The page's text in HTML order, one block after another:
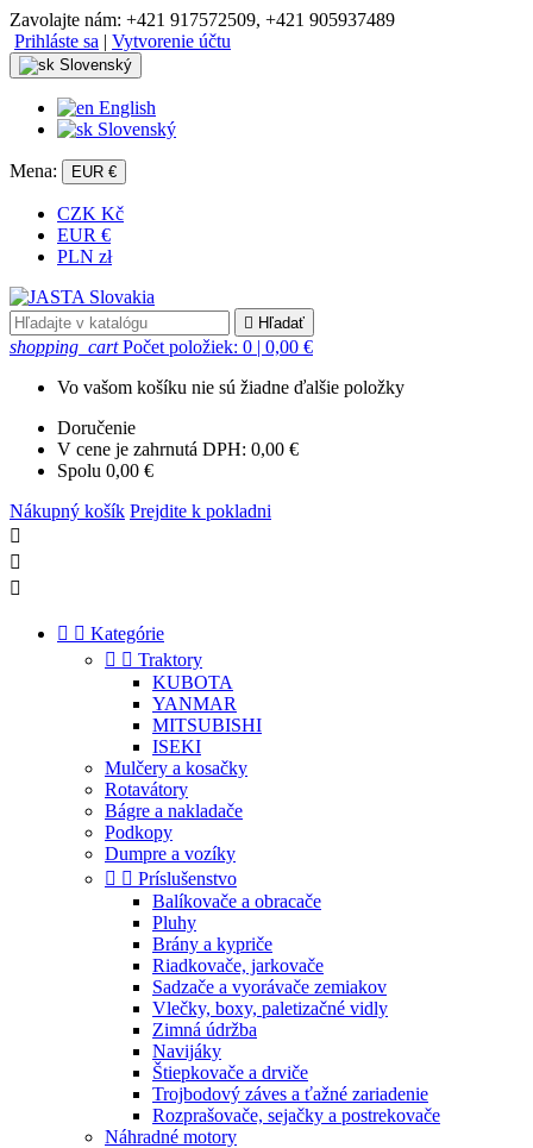
Zavolajte nám: +421 917572509, +421 905937489
Prihláste sa | Vytvorenie účtu
Slovenský
English
Slovenský
Mena: EUR €
CZK Kč
EUR €
PLN zł
 Hľadať
shopping_cart Počet položiek: 0 | 0,00 €
Vo vašom košíku nie sú žiadne ďalšie položky
Doručenie
V cene je zahrnutá DPH: 0,00 €
Spolu 0,00 €
Nákupný košík Prejdite k pokladni



  Kategórie
  Traktory
KUBOTA
YANMAR
MITSUBISHI
ISEKI
Mulčery a kosačky
Rotavátory
Bágre a nakladače
Podkopy
Dumpre a vozíky
  Príslušenstvo
Balíkovače a obracače
Pluhy
Brány a kypriče
Riadkovače, jarkovače
Sadzače a vyorávače zemiakov
Vlečky, boxy, paletizačné vidly
Zimná údržba
Navijáky
Štiepkovače a drviče
Trojbodový záves a ťažné zariadenie
Rozprašovače, sejačky a postrekovače
Náhradné motory